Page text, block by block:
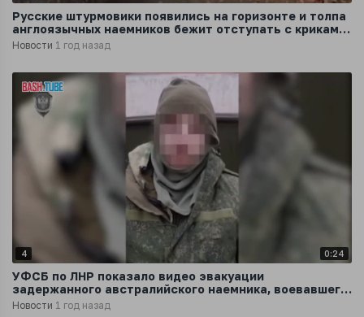
Русские штурмовики появились на горизонте и толпа
англоязычных наемников бежит отступать с криками:
«Их пятеро!»
Новости 1 год назад
4 0:24
УФСБ по ЛНР показало видео эвакуации
задержанного австралийского наемника, воевавшего
на стороне ВСУ
Новости 1 год назад